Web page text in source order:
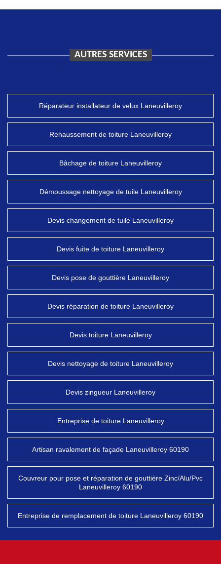
AUTRES SERVICES
Réparateur installateur de velux Laneuvilleroy
Rehaussement de toiture Laneuvilleroy
Bâchage de toiture Laneuvilleroy
Démoussage nettoyage de tuile Laneuvilleroy
Devis changement de tuile Laneuvilleroy
Devis fuite de toiture Laneuvilleroy
Devis pose de gouttière Laneuvilleroy
Devis réparation de toiture Laneuvilleroy
Devis toiture Laneuvilleroy
Devis nettoyage de toiture Laneuvilleroy
Devis zingueur Laneuvilleroy
Entreprise de toiture Laneuvilleroy
Artisan ravalement de façade Laneuvilleroy 60190
Couvreur pour pose et réparation de gouttière Zinc/Alu/Pvc
Laneuvilleroy 60190
Entreprise de remplacement de toiture Laneuvilleroy 60190